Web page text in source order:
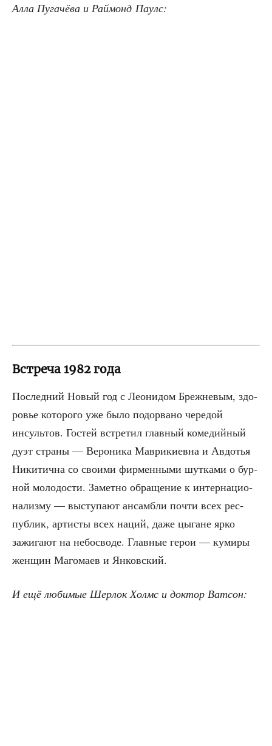
Алла Пуга­чё­ва и Рай­монд Паулс:
Встреча 1982 года
Послед­ний Новый год с Лео­ни­дом Бреж­не­вым, здо­
ро­вье кото­ро­го уже было подо­рва­но чере­дой
инсуль­тов. Гостей встре­тил глав­ный коме­дий­ный
дуэт стра­ны — Веро­ни­ка Мав­ри­ки­ев­на и Авдо­тья
Ники­тич­на со сво­и­ми фир­мен­ны­ми шут­ка­ми о бур­
ной моло­до­сти. Замет­но обра­ще­ние к интер­на­ци­о­
на­лиз­му — высту­па­ют ансам­бли почти всех рес­
пуб­лик, арти­сты всех наций, даже цыгане ярко
зажи­га­ют на небо­сво­де. Глав­ные герои — куми­ры
жен­щин Маго­ма­ев и Янковский.
И ещё люби­мые Шер­лок Холмс и док­тор Ватсон: